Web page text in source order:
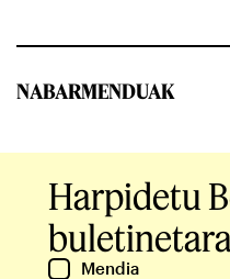
NABARMENDUAK
Harpidetu
Mendia